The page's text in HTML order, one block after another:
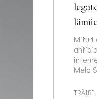
Mituri
Mela
TRĂIRI